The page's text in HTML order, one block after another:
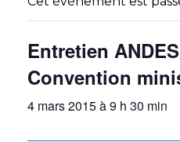
Entretien
Convention
4 mars 2015 à 9 h 30 min